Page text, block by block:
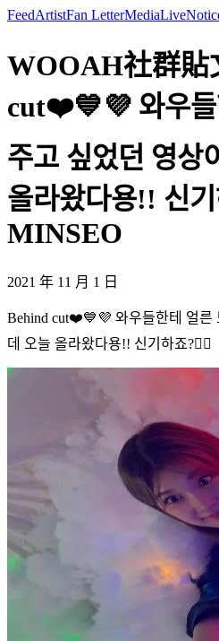
FeedArtistFan LetterMediaLive
WOOAH社群貼
cut❤️💙💜 와우들
주고 싶었던 영상
올라왔다용!! 신기
MINSEO
2021 年 11 月 1 日
Behind cut❤️💙💜 와우들한테 얼른
데 오늘 올라왔다용!! 신기하죠?👍🏻